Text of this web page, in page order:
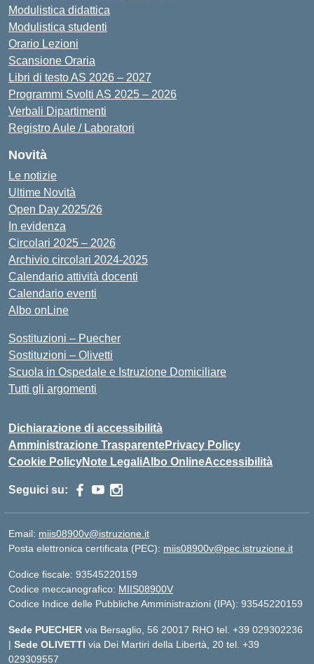
Modulistica didattica
Modulistica studenti
Orario Lezioni
Scansione Oraria
Libri di testo AS 2026 – 2027
Programmi Svolti AS 2025 – 2026
Verbali Dipartimenti
Registro Aule / Laboratori
Novità
Le notizie
Ultime Novità
Open Day 2025/26
In evidenza
Circolari 2025 – 2026
Archivio circolari 2024-2025
Calendario attività docenti
Calendario eventi
Albo onLine
Sostituzioni – Puecher
Sostituzioni – Olivetti
Scuola in Ospedale e Istruzione Domiciliare
Tutti gli argomenti
Dichiarazione di accessibilità
Amministrazione TrasparentePrivacy Policy
Cookie PolicyNote LegaliAlbo OnlineAccessibilità
Seguici su:
Email: miis08900v@istruzione.it
Posta elettronica certificata (PEC): miis08900v@pec.istruzione.it
Codice fiscale: 93545220159
Codice meccanografico: MIIS08900V
Codice Indice delle Pubbliche Amministrazioni (IPA): 93545220159
Sede PUECHER via Bersaglio, 56 20017 RHO tel. +39 029302236
| Sede OLIVETTI via Dei Martiri della Libertà, 20 tel. +39
029309557